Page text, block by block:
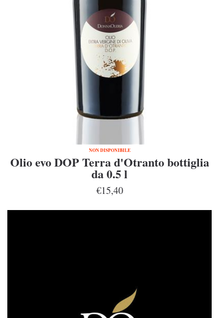
NON DISPONIBILE
Olio evo DOP Terra d'Otranto bottiglia
da 0.5 l
€15,40